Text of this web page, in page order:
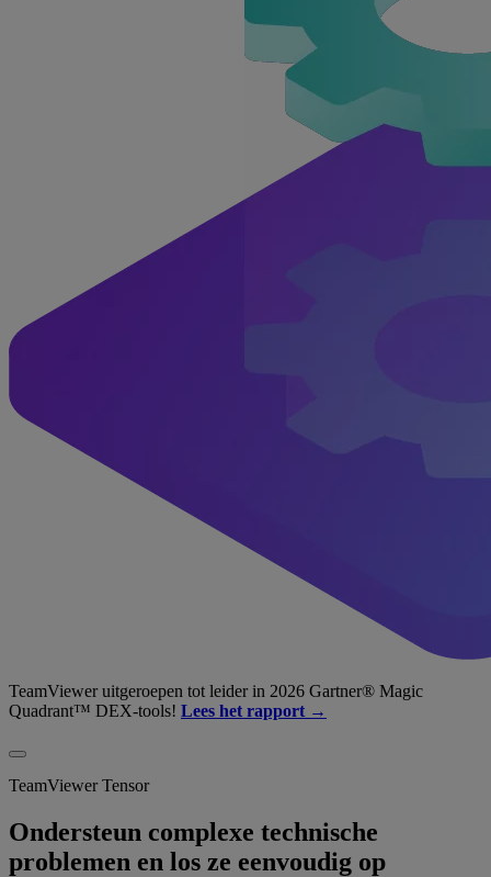
TeamViewer uitgeroepen tot leider in 2026 Gartner® Magic
Quadrant™ DEX-tools! Lees het rapport →
TeamViewer Tensor
Ondersteun complexe technische
problemen en los ze eenvoudig op